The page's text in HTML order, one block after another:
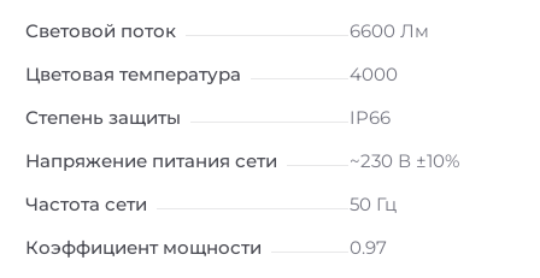
Световой поток
6600 Лм
Цветовая температура
4000
Степень защиты
IP66
Напряжение питания сети
~230 В ±10%
Частота сети
50 Гц
Коэффициент мощности
0.97